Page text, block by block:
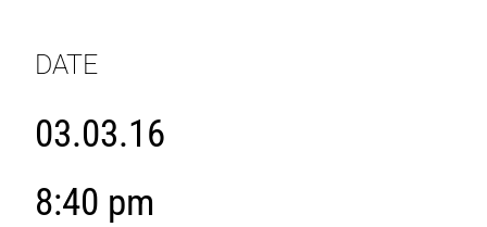
DATE
03.03.16
8:40 pm